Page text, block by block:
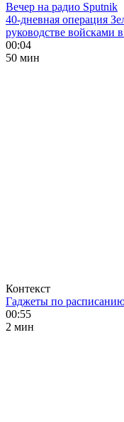
Вечер на радио Sputnik
40-дневная операция
руководстве войсками
00:04
50 мин
Контекст
Гаджеты по
00:55
2 мин